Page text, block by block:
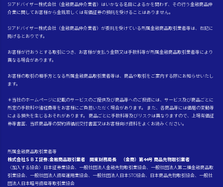
SIアドバイザー株式会社（金融商品仲介業者）はいかなる名目によるかを問わず、その行う金融商品仲
介業に関してお客様から金銭若しくは有価証券の預託を受けることはありません。
SIアドバイザー株式会社（金融商品仲介業者）が委託を受けている所属金融商品取引業者等は、右記に
掲げるとおりです。
お客様が行おうとする取引につき、お客様が支払う金額又は手数料等が所属金融商品取引業者等により
異なる場合があります。
お客様の取引の相手方となる所属金融商品取引業者等は、商品や取引をご案内する際にお知らせいたし
ます。
＊当社のホームページに記載のサービスのご提供及び商品等へのご投資には、サービス及び商品ごとに
所定の手数料や諸経費等をお客様にご負担いただく場合があります。 また、各商品等には価格の変動等
による損失を生じるおそれがあります。 商品ごとに手数料等及びリスクは異なりますので、上場有価証
券等書面、当該商品等の契約締結前交付書面又はお客様向け資料をよくお読みください。
所属金融商品取引業者等
株式会社ＳＢＩ証券:金融商品取引業者 関東財務局長 （金商）第44号 商品先物取引業者
〈加入する協会〉日本証券業協会、一般社団法人金融先物取引業協会、一般社団法人第二種金融商品取
引業協会、一般社団法人資産運用業協会、一般社団法人日本STO協会、日本商品先物取引協会、一般社
団法人日本暗号資産等取引業協会